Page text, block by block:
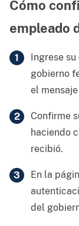
Cómo
empleado
Ingrese
gobierno
el
Confirme
haciendo
recibió.
En la
del